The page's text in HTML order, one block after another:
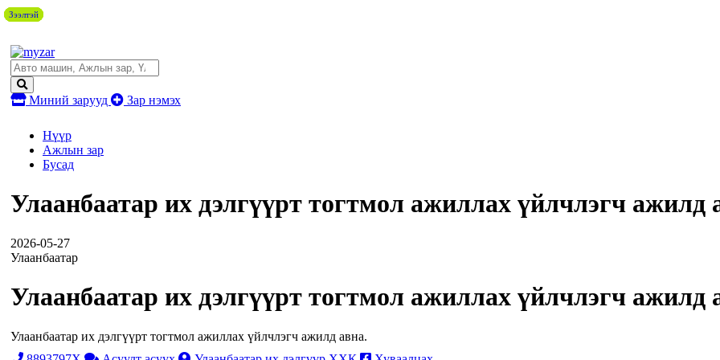
Миний зарууд Зар нэмэх
Нүүр
Ажлын зар
Бусад
Улаанбаатар их дэлгүүрт тогтмол ажиллах үйлчлэгч ажилд
2026-05-27
Улаанбаатар
Улаанбаатар их дэлгүүрт тогтмол ажиллах үйлчлэгч ажилд
Улаанбаатар их дэлгүүрт тогтмол ажиллах үйлчлэгч ажилд авна.
Зээлтэй
Зээлтэй
Зээлтэй
Зээлтэй
Зээлтэй